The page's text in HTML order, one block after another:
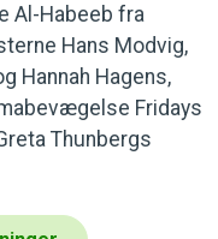
Al-Habeeb fra
Hans Modvig,
Hannah Hagens,
Fridays
Thunbergs